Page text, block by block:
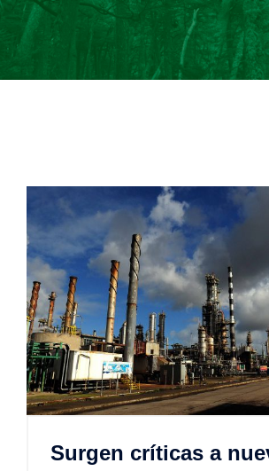
Surgen críticas a